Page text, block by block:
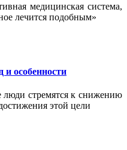
медицинская система,
лечится подобным»
и особенности
стремятся к снижению
этой цели